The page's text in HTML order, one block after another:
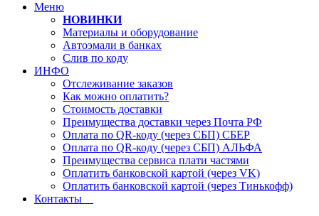
Меню
НОВИНКИ
Материалы и оборудование
Автоэмали в банках
Слив по коду
ИНФО
Отслеживание заказов
Как можно оплатить?
Стоимость доставки
Преимущества доставки через Почта РФ
Оплата по QR-коду (через СБП) СБЕР
Оплата по QR-коду (через СБП) АЛЬФА
Преимущества сервиса плати частями
Оплатить банковской картой (через VK)
Оплатить банковской картой (через Тинькофф)
Контакты